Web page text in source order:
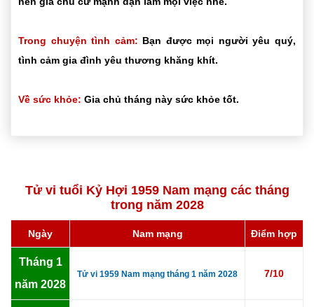
Trong chuyện tình cảm: Bạn được mọi người yêu quý,
tình cảm gia đình yêu thương khăng khít.
Về sức khỏe: Gia chủ tháng này sức khỏe tốt.
Tử vi tuổi Kỷ Hợi 1959 Nam mạng các tháng
trong năm 2028
Ngày Nam mạng Điểm hợp
Tháng 1
năm 2028
Tử vi 1959 Nam mạng tháng 1 năm 2028 7/10